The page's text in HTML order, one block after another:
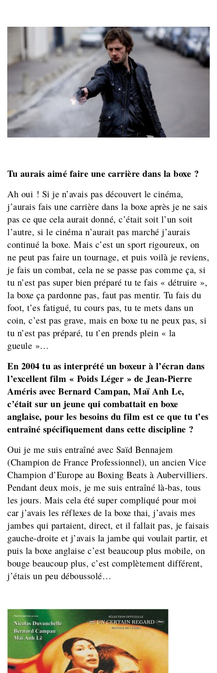
Tu aurais aimé faire une carrière dans la boxe ?
Ah oui ! Si je n’avais pas découvert le cinéma,
j’aurais fais une carrière dans la boxe après je ne sais
pas ce que cela aurait donné, c’était soit l’un soit
l’autre, si le cinéma n’aurait pas marché j’aurais
continué la boxe. Mais c’est un sport rigoureux, on
ne peut pas faire un tournage, et puis voilà je reviens,
je fais un combat, cela ne se passe pas comme ça, si
tu n’est pas super bien préparé tu te fais « détruire »,
la boxe ça pardonne pas, faut pas mentir. Tu fais du
foot, t’es fatigué, tu cours pas, tu te mets dans un
coin, c’est pas grave, mais en boxe tu ne peux pas, si
tu n’est pas préparé, tu t’en prends plein « la
gueule »…
En 2004 tu as interprété un boxeur à l’écran dans
l’excellent film « Poids Léger » de Jean-Pierre
Améris avec Bernard Campan, Maï Anh Le,
c’était sur un jeune qui combattait en boxe
anglaise, pour les besoins du film est ce que tu t’es
entraîné spécifiquement dans cette discipline ?
Oui je me suis entraîné avec Saïd Bennajem
(Champion de France Professionnel), un ancien Vice
Champion d’Europe au Boxing Beats à Aubervilliers.
Pendant deux mois, je me suis entraîné là-bas, tous
les jours. Mais cela été super compliqué pour moi
car j’avais les réflexes de la boxe thai, j’avais mes
jambes qui partaient, direct, et il fallait pas, je faisais
gauche-droite et j’avais la jambe qui voulait partir, et
puis la boxe anglaise c’est beaucoup plus mobile, on
bouge beaucoup plus, c’est complètement différent,
j’étais un peu déboussolé…